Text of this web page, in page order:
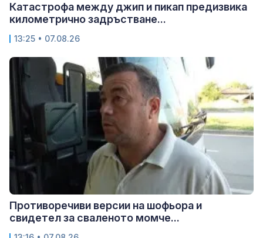
Катастрофа между джип и пикап предизвика
километрично задръстване...
13:25 • 07.08.26
Противоречиви версии на шофьора и
свидетел за сваленото момче...